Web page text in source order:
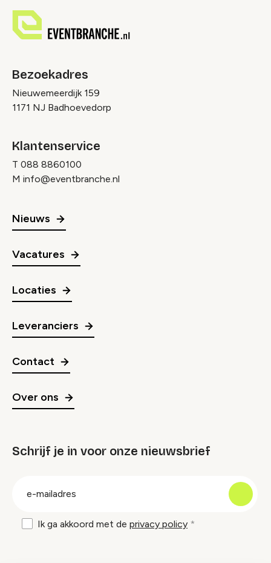
Bezoekadres
Nieuwemeerdijk 159
1171 NJ Badhoevedorp
Klantenservice
T 088 8860100
M info@eventbranche.nl
Nieuws
Vacatures
Locaties
Leveranciers
Contact
Over ons
Schrijf je in voor onze nieuwsbrief
Ik ga akkoord met de privacy policy